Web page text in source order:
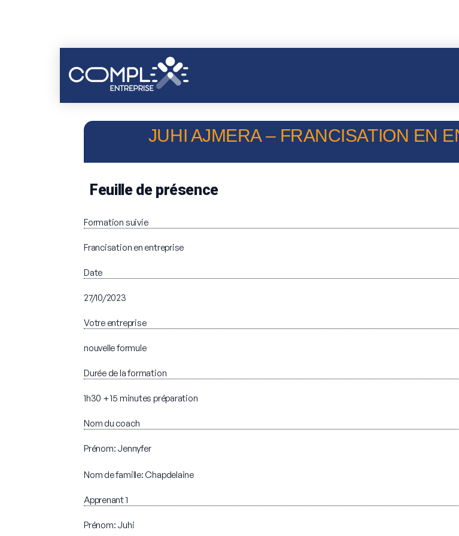
JUHI AJMERA – FRANCISATION EN
Feuille de présence
Formation suivie
Francisation en entreprise
Date
27/10/2023
Votre entreprise
nouvelle formule
Durée de la formation
1h30 + 15 minutes préparation
Nom du coach
Prénom: Jennyfer
Nom de famille: Chapdelaine
Apprenant 1
Prénom: Juhi